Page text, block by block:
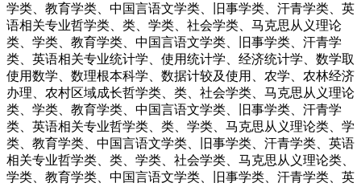
学类、教育学类、中国言语文学类、旧事学类、汗青学类、英
语相关专业哲学类、类、学类、社会学类、马克思从义理论
类、学类、教育学类、中国言语文学类、旧事学类、汗青学
类、英语相关专业统计学、使用统计学、经济统计学、数学取
使用数学、数理根本科学、数据计较及使用、农学、农林经济
办理、农村区域成长哲学类、类、社会学类、马克思从义理论
类、学类、教育学类、中国言语文学类、旧事学类、汗青学
类、英语相关专业哲学类、类、学类、马克思从义理论类、学
类、教育学类、中国言语文学类、旧事学类、汗青学类、英语
相关专业哲学类、类、学类、社会学类、马克思从义理论类、
学类、教育学类、中国言语文学类、旧事学类、汗青学类、英